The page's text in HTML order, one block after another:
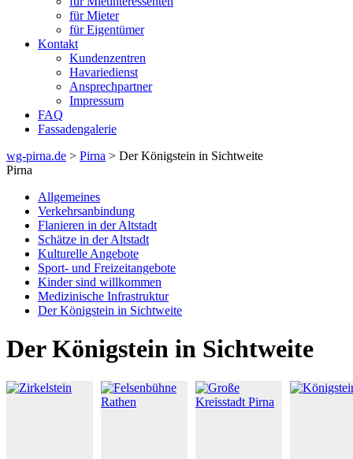
für Mieter
für Eigentümer
Kontakt
Kundenzentren
Havariedienst
Ansprechpartner
Impressum
FAQ
Fassadengalerie
wg-pirna.de > Pirna > Der Königstein in Sichtweite
Pirna
Allgemeines
Verkehrsanbindung
Flanieren in der Altstadt
Schätze in der Altstadt
Kulturelle Angebote
Sport- und Freizeitangebote
Kinder sind willkommen
Medizinische Infrastruktur
Der Königstein in Sichtweite
Der Königstein in Sichtweite